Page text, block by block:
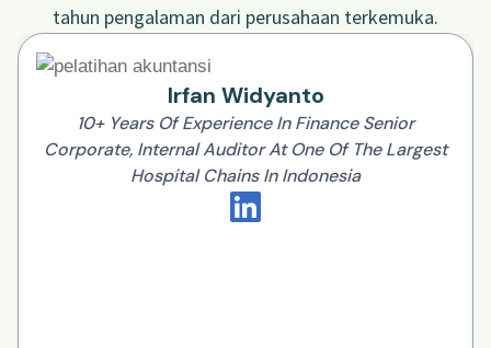
tahun pengalaman dari perusahaan terkemuka.
Irfan Widyanto
10+ Years Of Experience In Finance Senior
Corporate, Internal Auditor At One Of The Largest
Hospital Chains In Indonesia